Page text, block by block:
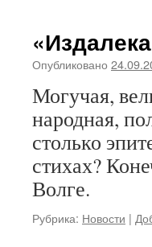
Опубликовано
Могучая,
народная,
столько
стихах?
Волге.
Рубрика: Новости |